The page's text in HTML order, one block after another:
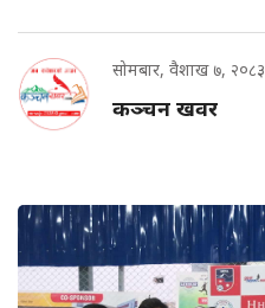
सोमबार, वैशाख ७, २०८३
कञ्चन खवर